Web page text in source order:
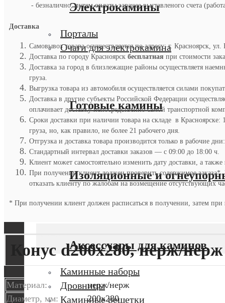
Электрокамины
Порталы
Очаги для электрокамина
Готовые камины
Изоляционные и
Аксессуары для каминов
Каминные наборы
Дровницы
Каминные решетки
- безналично, путем оплаты заранее выставленого счета
Доставка
Самовывоз товара осуществляется по адресу: г. Красноярск,
Доставка по городу Красноярск бесплатная при стоимости
Доставка за город в близлежащие районы осуществляетя
груза.
Выгрузка товара из автомобиля осуществляется силами
Доставка в другие субъекты Российской Федерации
оплачивает доставку непосредственно самой транспортной
Сроки доставки при наличии товара на складе в
груза, но, как правило, не более 21 рабочего дня.
Отгрузка и доставка товара производится только в рабочие
Стандартный интервал доставки заказов — с 09:00 до 18:00 ч.
Клиент может самостоятельно изменить дату доставки, а
При получении клиент должен проверить содержимое заказа*.
отказать клиенту по жалобам на возмещение отсутствующих
* При получении клиент должен расписаться в получении, затем при
Конус d200х280, нерж/
Материал:
нерж/нерж
Диаметр, мм:
200х280